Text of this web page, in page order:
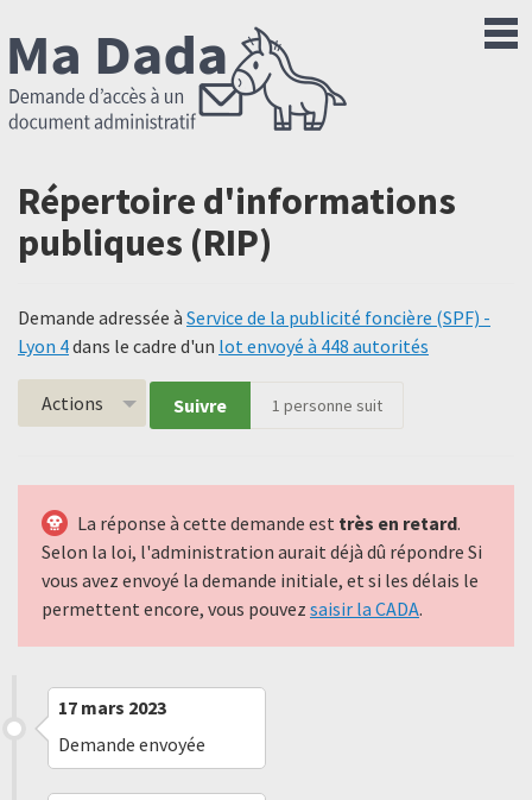
Répertoire d'informations
publiques (RIP)
Demande adressée à Service de la publicité foncière (SPF) -
Lyon 4dans le cadre d'un lot envoyé à 448 autorités
Actions Suivre 1 personne suit
La réponse à cette demande est très en retard.
Selon la loi, l'administration aurait déjà dû répondre Si
vous avez envoyé la demande initiale, et si les délais le
permettent encore, vous pouvez saisir la CADA.
17 mars 2023
Demande envoyée